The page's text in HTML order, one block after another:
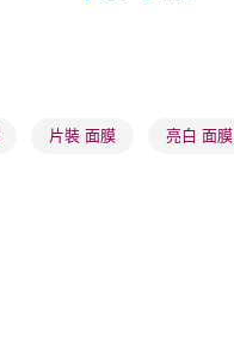
片裝 面膜 亮白 面膜